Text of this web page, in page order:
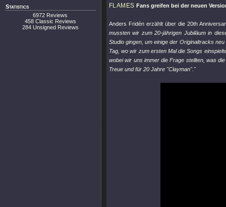
Statistics
6972 Reviews
458 Classic Reviews
284 Unsigned Reviews
FLAMES Fans greifen bei der neuen
Anders Fridén erzählt über die 20th
mussten wir zum 20-jährigen Jubiläum in
Studio gingen, um einige der Originaltracks
Tag, wo wir zum ersten Mal die Songs
wobei wir uns immer die Frage stellten, was
Treue und für 20 Jahre "Clayman"."